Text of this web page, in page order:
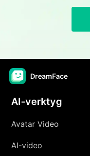
DreamFace
AI-verktyg
Avatar Video
AI-video